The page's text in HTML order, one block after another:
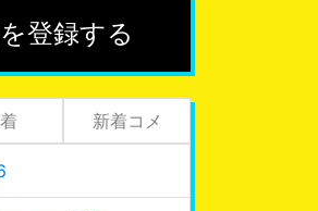
登録する
新着コメ